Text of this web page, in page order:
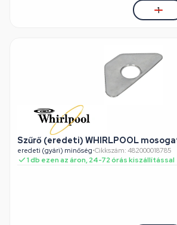
Szűrő (eredeti) WHIRLPOOL
eredeti (gyári) minőség•Cikkszám: 482000018785
1 db ezen az áron, 24-72 órás kiszállítással